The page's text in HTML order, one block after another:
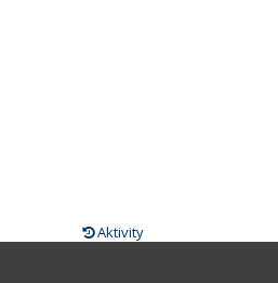
Aktivity